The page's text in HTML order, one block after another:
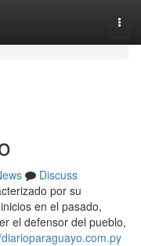
Discuss
por su
en el pasado,
el defensor del pueblo,